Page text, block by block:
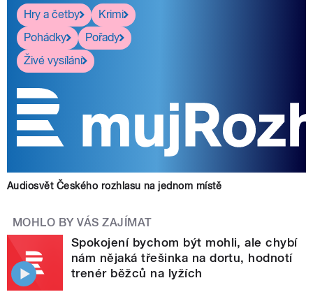
Hry a četby
Krimi
Pohádky
Pořady
Živé vysílání
Audiosvět Českého rozhlasu na jednom místě
MOHLO BY VÁS ZAJÍMAT
Spokojení bychom být mohli, ale chybí
nám nějaká třešinka na dortu, hodnotí
trenér běžců na lyžích